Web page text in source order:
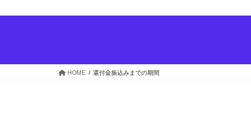
ス
ン
HOME 還付金振込みまでの期間